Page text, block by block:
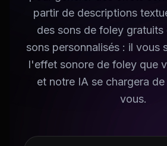
partir de descriptions
des sons de foley gratuits
sons personnalisés : il vous
l'effet sonore de foley que
et notre IA se chargera
vous.